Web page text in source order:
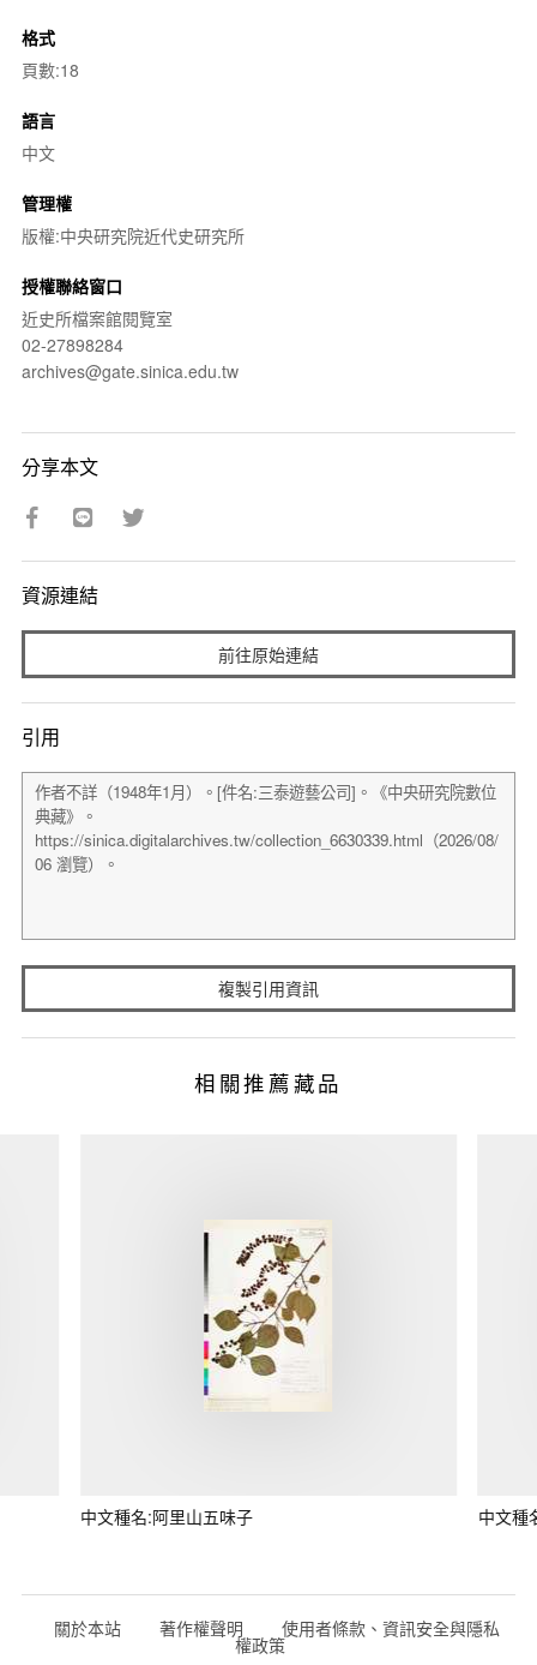
格式
頁數:18
語言
中文
管理權
版權:中央研究院近代史研究所
授權聯絡窗口
近史所檔案館閱覽室
02-27898284
archives@gate.sinica.edu.tw
分享本文
資源連結
前往原始連結
引用
複製引用資訊
相關推薦藏品
中文種名:阿里山五味子 中文種
關於本站 著作權聲明 使用者條款、資訊安全與隱私
權政策